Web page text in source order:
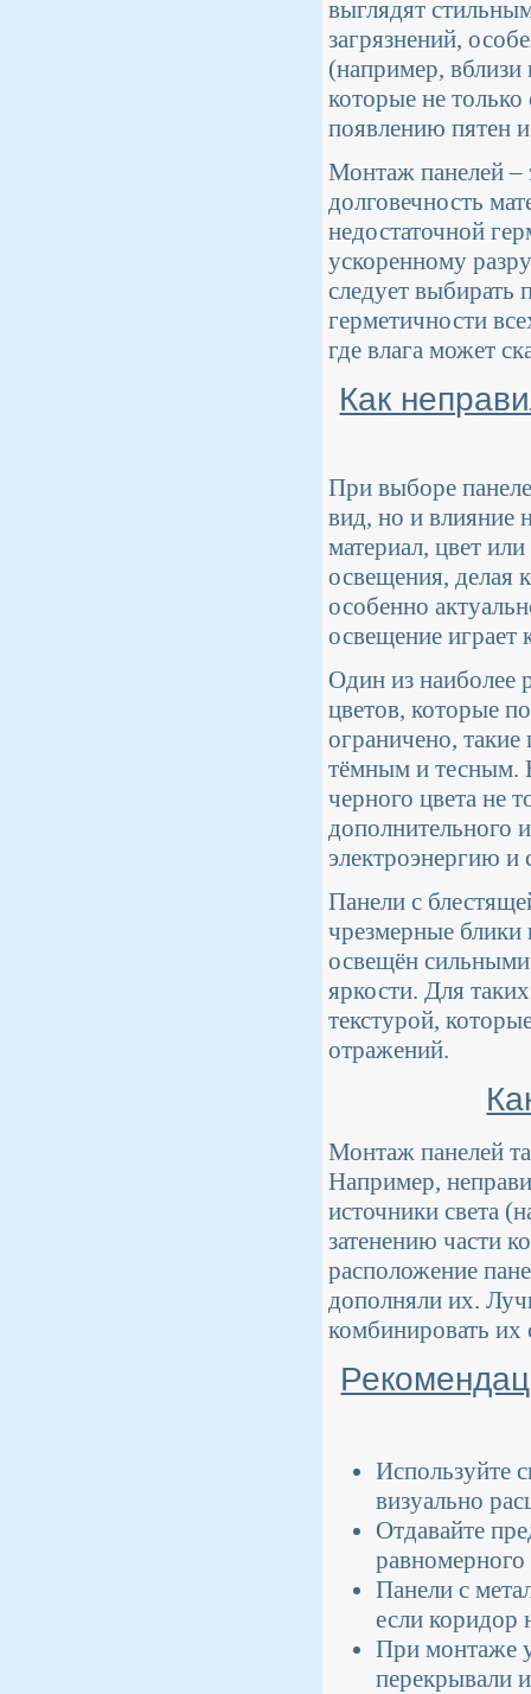
выглядят
загрязнений,
(например,
которые не
появлению пятен
Монтаж панелей –
долговечность
недостаточной
ускоренному
следует выбирать
герметичности
где влага может
Как
При выборе
вид, но и влияние
материал, цвет
освещения, делая
особенно
освещение
Один из наиболее
цветов, которые
ограничено, такие
тёмным и тесным.
черного цвета не
дополнительного
электроэнергию и
Панели с
чрезмерные блики
освещён
яркости. Для
текстурой,
отражений.
Монтаж панелей
Например,
источники света
затенению части
расположение
дополняли их.
комбинировать их
Используйте
визуально
Отдавайте
равномерного
Панели с
если коридор
При монтаже
перекрывали